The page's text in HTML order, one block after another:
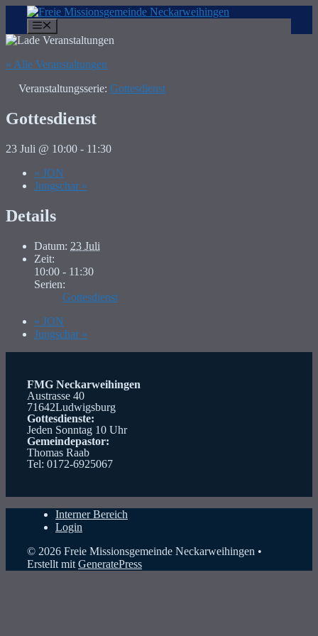
Inhalt
springen
« Alle Veranstaltungen
Veranstaltungsserie: Gottesdienst
Gottesdienst
23 Juli @ 10:00 - 11:30
« JON
Jungschar »
Details
Datum: 23 Juli
Zeit:
10:00 - 11:30
Serien:
Gottesdienst
« JON
Jungschar »
FMG Neckarweihingen
Austrasse 40
71642Ludwigsburg
Gottesdienste:
Jeden Sonntag 10 Uhr
Gemeindepastor:
Thomas Raab
Tel: 0172-6925067
Interner Bereich
Login
© 2026 Freie Missionsgemeinde Neckarweihingen •
Erstellt mit GeneratePress